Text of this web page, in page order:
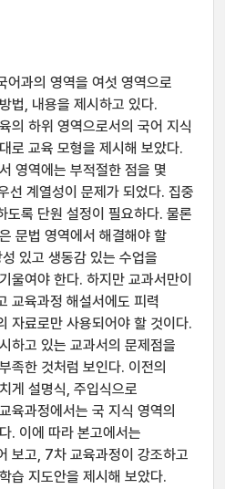
어과의 영역을 여섯 영역으로
법, 내용을 제시하고 있다.
의 하위 영역으로서의 국어 지식
로 교육 모형을 제시해 보았다.
영역에는 부적절한 점을 몇
선 계열성이 문제가 되었다. 집중
도록 단원 설정이 필요하다. 물론
문법 영역에서 해결해야 할
있고 생동감 있는 수업을
울여야 한다. 하지만 교과서만이
교육과정 해설서에도 피력
자료로만 사용되어야 할 것이다.
하고 있는 교과서의 문제점을
족한 것처럼 보인다. 이전의
게 설명식, 주입식으로
육과정에서는 국 지식 영역의
. 이에 따라 본고에서는
보고, 7차 교육과정이 강조하고
습 지도안을 제시해 보았다.